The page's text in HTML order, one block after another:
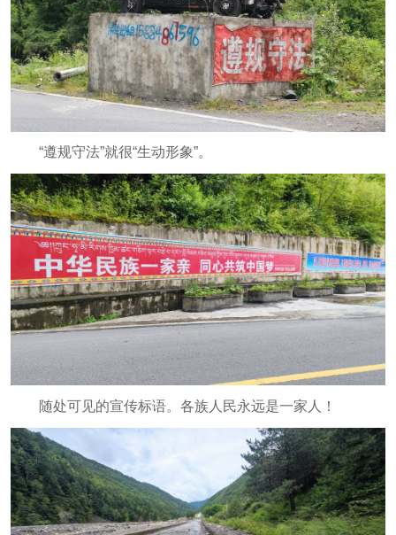
“遵规守法”就很“生动形象”。
随处可见的宣传标语。各族人民永远是一家人！